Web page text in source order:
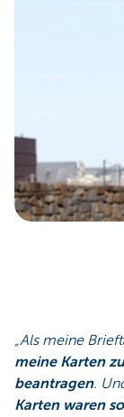
„Als meine
meine Karten
beantragen.
Karten waren